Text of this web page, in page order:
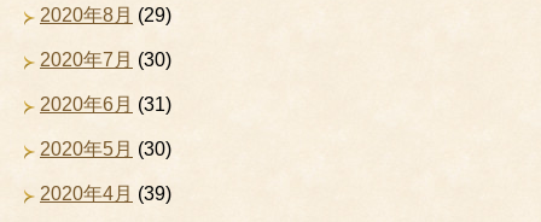
2020年8月 (29)
2020年7月 (30)
2020年6月 (31)
2020年5月 (30)
2020年4月 (39)